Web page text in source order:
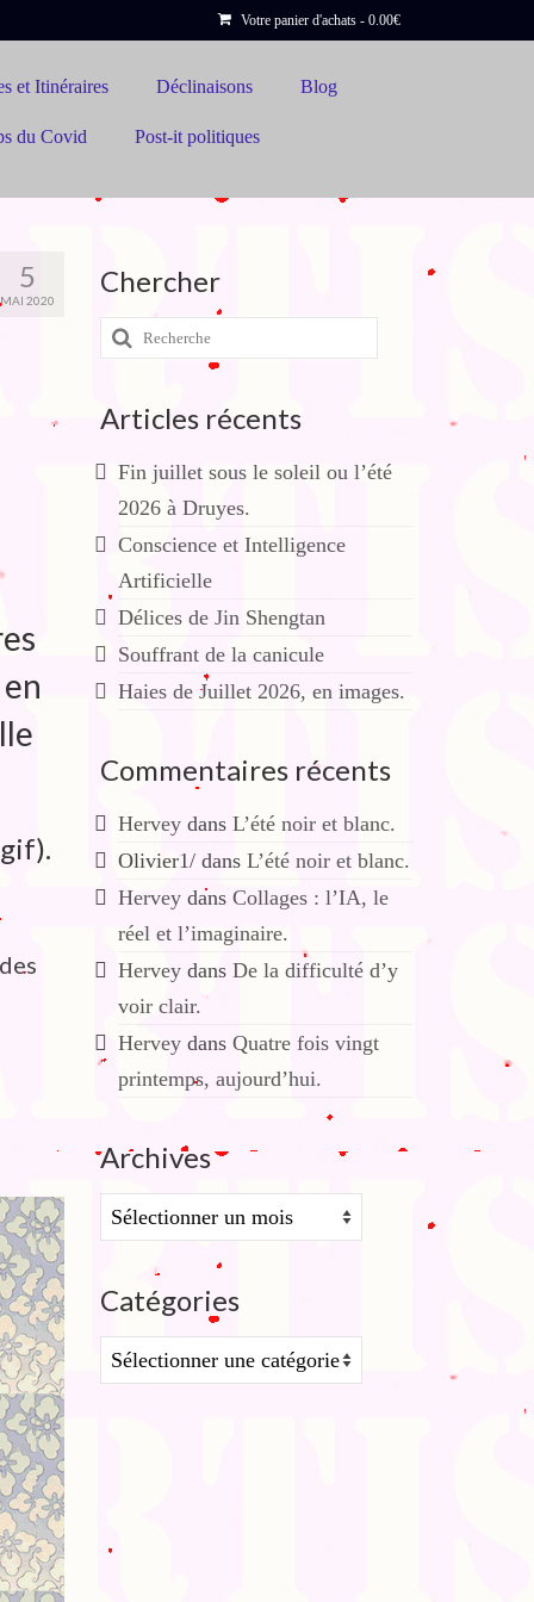
Votre panier d'achats - 0.00€
et Itinéraires Déclinaisons Blog
du Covid Post-it politiques
5
MAI 2020
Chercher
Rechercher
:
Articles récents
Fin juillet sous le soleil ou l’été
2026 à Druyes.
Conscience et Intelligence
Artificielle
Délices de Jin Shengtan
Souffrant de la canicule
Haies de Juillet 2026, en images.
Commentaires récents
Herveydans L’été noir et blanc.
Olivier1/dans L’été noir et blanc.
Herveydans Collages : l’IA, le
réel et l’imaginaire.
Herveydans De la difficulté d’y
voir clair.
Herveydans Quatre fois vingt
printemps, aujourd’hui.
Archives
Archives
Catégories
Catégories